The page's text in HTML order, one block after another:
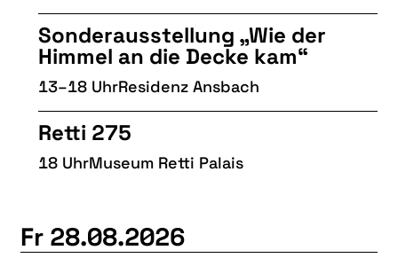
Sonderausstellung „Wie der
Himmel an die Decke kam“
13–18 UhrResidenz Ansbach
Retti 275
18 UhrMuseum Retti Palais
Fr 28.08.2026